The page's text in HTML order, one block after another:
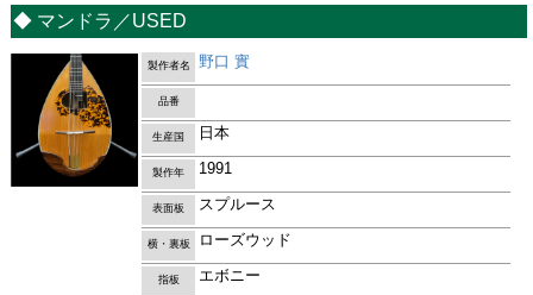
◆ マンドラ／USED
製作者名 野口 實
品番
生産国 日本
製作年 1991
表面板 スプルース
横・裏板 ローズウッド
指板 エボニー